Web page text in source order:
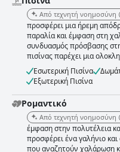
Από τεχνητή νοημοσύνη
προσφέρει μια ήρεμη
παραλία και έμφαση στη
συνδυασμός πρόσβασης
πισίνας παρέχει μια
Εσωτερική Πισίνα
Εξωτερική Πισίνα
Ρομαντικό
Από τεχνητή νοημοσύνη
έμφαση στην πολυτέλεια
προσφέρει ένα γαλήνιο και
που αναζητούν χαλάρωση